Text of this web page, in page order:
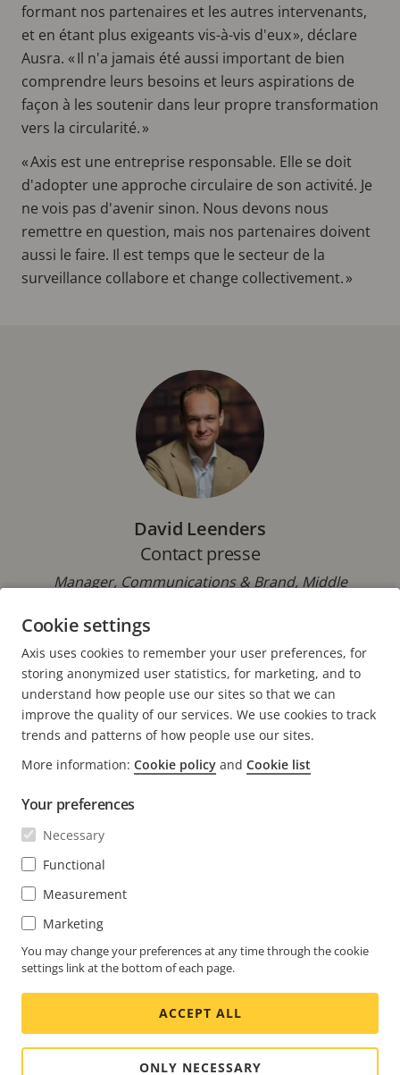
formant nos partenaires et les autres intervenants,
et en étant plus exigeants vis-à-vis d'eux », déclare
Ausra. « Il n'a jamais été aussi important de bien
comprendre leurs besoins et leurs aspirations de
façon à les soutenir dans leur propre transformation
vers la circularité. »
« Axis est une entreprise responsable. Elle se doit
d'adopter une approche circulaire de son activité. Je
ne vois pas d'avenir sinon. Nous devons nous
remettre en question, mais nos partenaires doivent
aussi le faire. Il est temps que le secteur de la
surveillance collabore et change collectivement. »
David Leenders
Contact presse
Manager, Communications & Brand, Middle
Téléphone : +31 613 116 247
E-mail :
david.leenders@axis.com
Nous contacter
Centre d'Expérience
ACTUALITÉS ET TÉMOIGNAGES
Life at Axis
Engineering at Axis
S'ABONNER
S'abonner à la newsletter
Abonnez-vous aux e-mails de notification sur la
sécurité d'AxisBELGIUM / FRANÇAIS NEWSROOM
Social
Media
Facebook
Linkedin
Youtube
X
(Twitter)
Instagram
Cookie settings
Axis uses cookies to remember your user preferences, for
storing anonymized user statistics, for marketing, and to
understand how people use our sites so that we can
improve the quality of our services. We use cookies to track
trends and patterns of how people use our sites.
More information: Cookie policy and Cookie list
Your preferences
Necessary
Functional
Measurement
Marketing
You may change your preferences at any time through the cookie
settings link at the bottom of each page.
ACCEPT ALL
ONLY NECESSARY